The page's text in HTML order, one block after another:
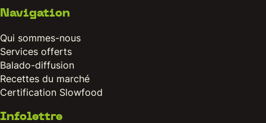
Navigation
Qui sommes-nous
Services offerts
Balado-diffusion
Recettes du marché
Certification Slowfood
Infolettre